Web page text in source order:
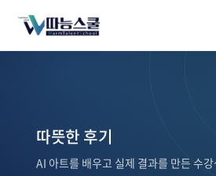
따뜻한 후기
AI 아트를 배우고 실제 결과를 만든 수